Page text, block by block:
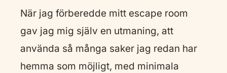
När jag förberedde mitt escape room
gav jag mig själv en utmaning, att
använda så många saker jag redan har
hemma som möjligt, med minimala